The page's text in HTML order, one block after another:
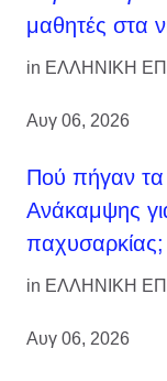
μαθητές στα
in ΕΛΛΗΝΙΚΗ
Αυγ 06, 2026
Πού πήγαν τα
Ανάκαμψης
παχυσαρκίας;
in ΕΛΛΗΝΙΚΗ
Αυγ 06, 2026